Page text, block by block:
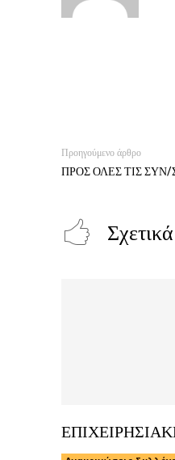
Προηγούμενο άρθρο
ΠΡΟΣ ΟΛΕΣ ΤΙΣ